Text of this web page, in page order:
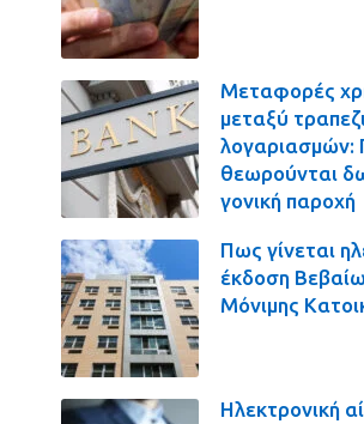
Μεταφορές
μεταξύ
λογαριασμών:
θεωρούνται
γονική παροχή
Πως γίνεται
έκδοση
Μόνιμης
Ηλεκτρονική